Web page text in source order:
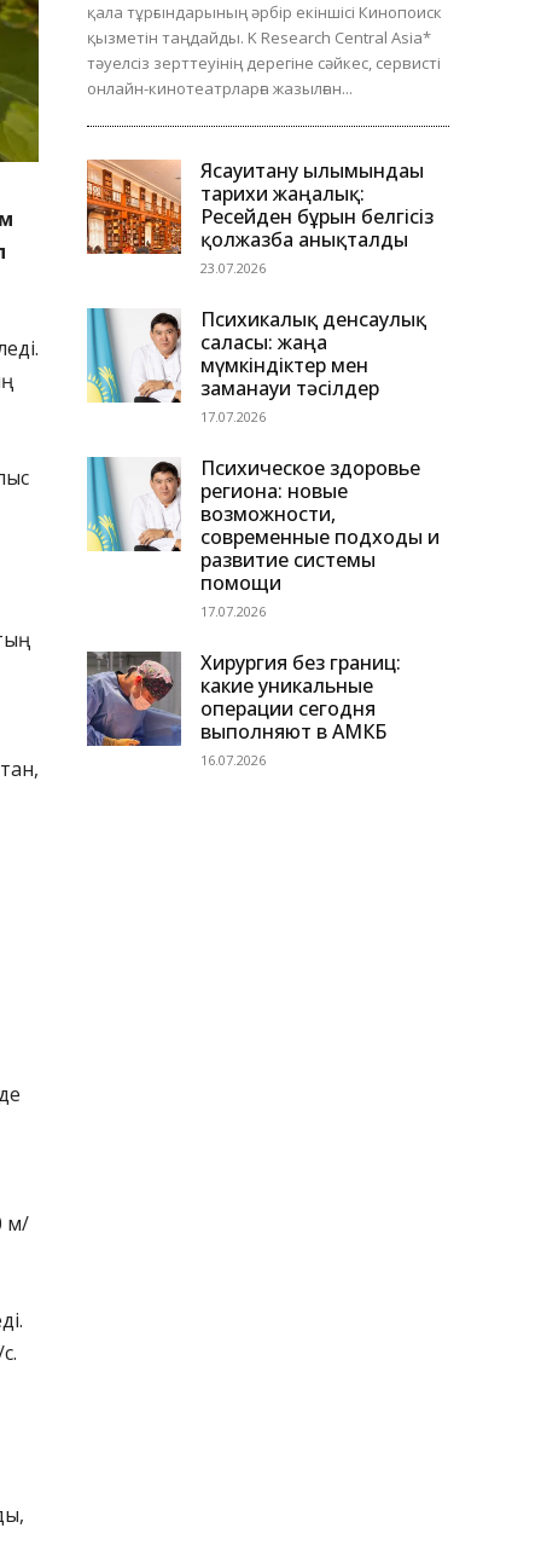
м/
қала тұрғындарының әрбір екіншісі Кинопоиск
қызметін таңдайды. K Research Central Asia*
тәуелсіз зерттеуінің дерегіне сәйкес, сервисті
онлайн-кинотеатрларға жазылған...
Ясауитану ғылымындағы
тарихи жаңалық:
Ресейден бұрын белгісіз
қолжазба анықталды
23.07.2026
Психикалық денсаулық
саласы: жаңа
мүмкіндіктер мен
заманауи тәсілдер
17.07.2026
Психическое здоровье
региона: новые
возможности,
современные подходы и
развитие системы
помощи
17.07.2026
Хирургия без границ:
какие уникальные
операции сегодня
выполняют в АМКБ
16.07.2026